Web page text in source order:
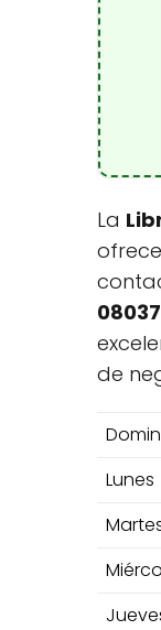
La
de
Lunes